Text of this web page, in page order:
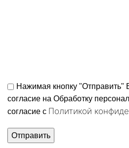
Нажимая кнопку "Отправить"
согласие на Обработку
согласие c Политикой